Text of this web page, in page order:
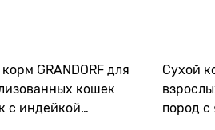
GRANDORF для
кошек
с индейкой
Сухой
пород с